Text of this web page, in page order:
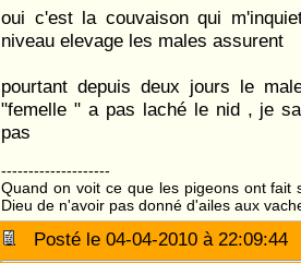
oui c'est la couvaison qui
niveau elevage les males assurent
pourtant depuis deux jours le
"femelle " a pas laché le nid , je
pas
--------------------
Quand on voit ce que les pigeons ont fait
Dieu de n'avoir pas donné d'ailes aux
Posté le 04-04-2010 à